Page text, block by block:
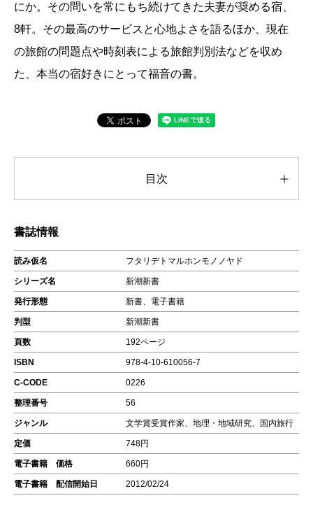
にか。その問いを常にもち続けてきた夫妻が奨める宿、
8軒。その最高のサービスと心地よさを語るほか、現在
の旅館の問題点や時刻表による旅館判別法などを収め
た、本当の宿好きにとって福音の書。
目次
書誌情報
読み仮名 フタリデトマルホンモノノヤド
シリーズ名 新潮新書
発行形態 新書、電子書籍
判型 新潮新書
頁数 192ページ
ISBN 978-4-10-610056-7
C-CODE 0226
整理番号 56
ジャンル 文学賞受賞作家、地理・地域研究、国内旅行
定価 748円
電子書籍 価格 660円
電子書籍 配信開始日 2012/02/24